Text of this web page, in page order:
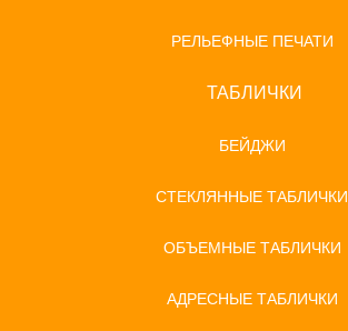
РЕЛЬЕФНЫЕ ПЕЧАТИ
ТАБЛИЧКИ
БЕЙДЖИ
СТЕКЛЯННЫЕ ТАБЛИЧКИ
ОБЪЕМНЫЕ ТАБЛИЧКИ
АДРЕСНЫЕ ТАБЛИЧКИ